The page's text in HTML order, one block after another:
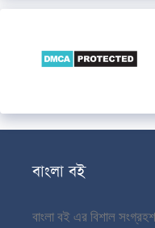
বাংলা বই
বাংলা বই এর বিশাল